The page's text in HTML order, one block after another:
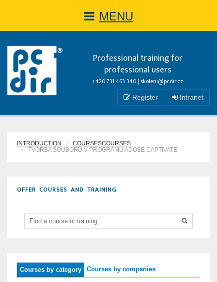
MENU
Professional training for
professional users
+420 731 463 340 | skoleni@pcdir.cz
Register Intranet
INTRODUCTION
COURSESCOURSES
TVORBA SOUBORŮ V PROGRAMU ADOBE CAPTIVATE
OFFER COURSES AND TRAINING
Courses by category Courses by companies